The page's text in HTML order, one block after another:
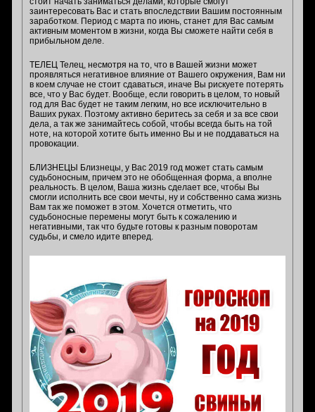
заинтересовать Вас и стать впоследствии Вашим постоянным
заработком. Период с марта по июнь, станет для Вас самым
активным моментом в жизни, когда Вы сможете найти себя в
прибыльном деле.
ТЕЛЕЦ Телец, несмотря на то, что в Вашей жизни может
проявляться негативное влияние от Вашего окружения, Вам ни
в коем случае не стоит сдаваться, иначе Вы рискуете потерять
все, что у Вас будет. Вообще, если говорить в целом, то новый
год для Вас будет не таким легким, но все исключительно в
Ваших руках. Поэтому активно беритесь за себя и за все свои
дела, а так же занимайтесь собой, чтобы всегда быть на той
ноте, на которой хотите быть именно Вы и не поддаваться на
провокации.
БЛИЗНЕЦЫ Близнецы, у Вас 2019 год может стать самым
судьбоносным, причем это не обобщенная форма, а вполне
реальность. В целом, Ваша жизнь сделает все, чтобы Вы
смогли исполнить все свои мечты, ну и собственно сама жизнь
Вам так же поможет в этом. Хочется отметить, что
судьбоносные перемены могут быть к сожалению и
негативными, так что будьте готовы к разным поворотам
судьбы, и смело идите вперед.